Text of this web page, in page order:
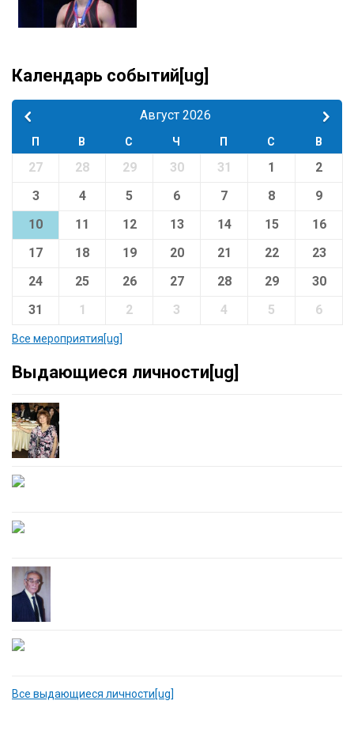
Календарь событий[ug]
Август 2026
П В С Ч П С В
27 28 29 30 31 1
2
3
4 5 6 7 8
9
10
11 12 13 14 15
16
17
18 19 20 21 22
23
24
25 26 27 28 29
30
31
1 2 3 4 5 6
Все мероприятия[ug]
Выдающиеся личности[ug]
Все выдающиеся личности[ug]